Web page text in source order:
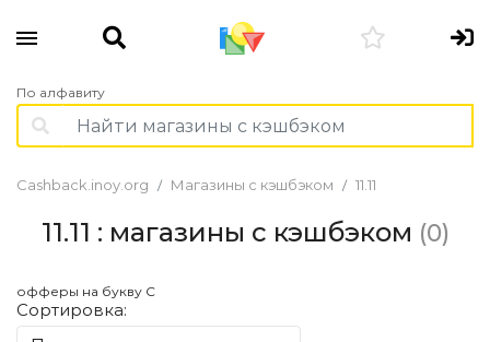
По алфавиту
Cashback.inoy.org Магазины с кэшбэком 11.11
11.11 : магазины с кэшбэком (0)
офферы на букву С
Сортировка: